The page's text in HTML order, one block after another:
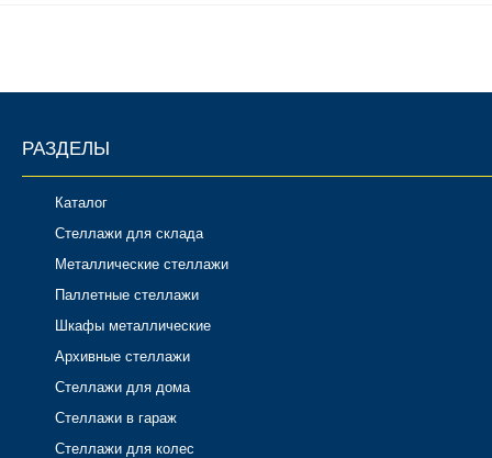
РАЗДЕЛЫ
Каталог
Стеллажи для склада
Металлические стеллажи
Паллетные стеллажи
Шкафы металлические
Архивные стеллажи
Стеллажи для дома
Стеллажи в гараж
Стеллажи для колес